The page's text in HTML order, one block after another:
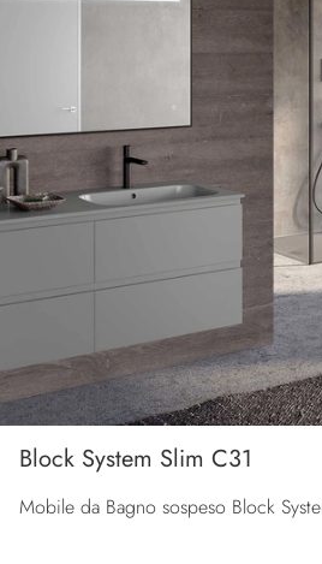
Block System Slim C31